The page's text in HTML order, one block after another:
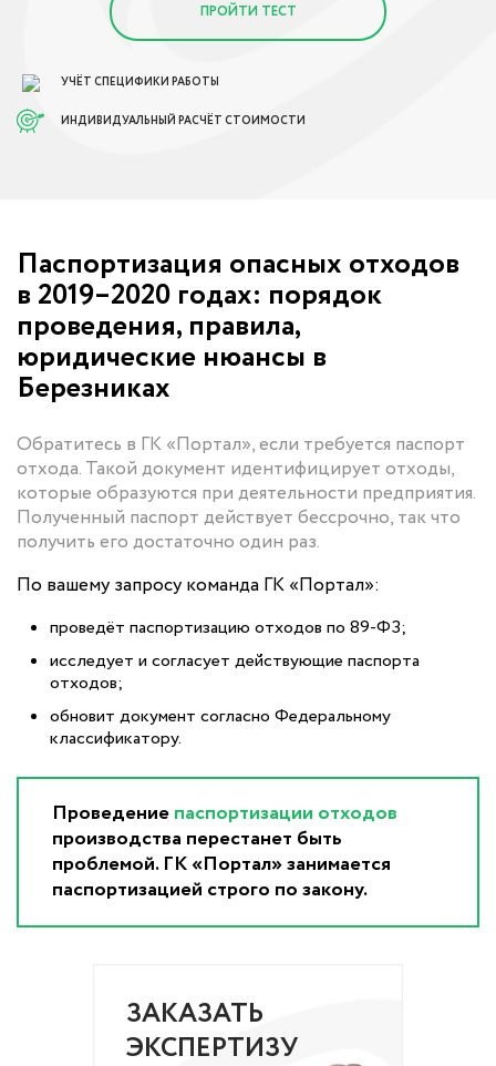
ПРОЙТИ ТЕСТ
УЧЁТ СПЕЦИФИКИ РАБОТЫ
ИНДИВИДУАЛЬНЫЙ РАСЧЁТ СТОИМОСТИ
Паспортизация опасных отходов
в 2019–2020 годах: порядок
проведения, правила,
юридические нюансы в
Березниках
Обратитесь в ГК «Портал», если требуется паспорт
отхода. Такой документ идентифицирует отходы,
которые образуются при деятельности предприятия.
Полученный паспорт действует бессрочно, так что
получить его достаточно один раз.
По вашему запросу команда ГК «Портал»:
проведёт паспортизацию отходов по 89-ФЗ;
исследует и согласует действующие паспорта
отходов;
обновит документ согласно Федеральному
классификатору.
Проведениепаспортизации отходов
производства перестанет быть
проблемой. ГК «Портал» занимается
паспортизацией строго по закону.
ЗАКАЗАТЬ
ЭКСПЕРТИЗУ